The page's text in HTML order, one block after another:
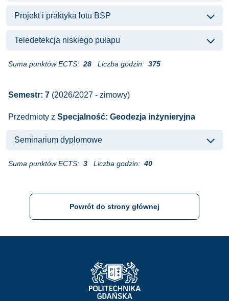
Projekt i praktyka lotu BSP
Teledetekcja niskiego pułapu
Suma punktów ECTS: 28 Liczba godzin: 375
Semestr: 7 (2026/2027 - zimowy)
Przedmioty z Specjalność: Geodezja inżynieryjna
Seminarium dyplomowe
Suma punktów ECTS: 3 Liczba godzin: 40
Powrót do strony głównej
Strona Główna - Politechnika Gdańska